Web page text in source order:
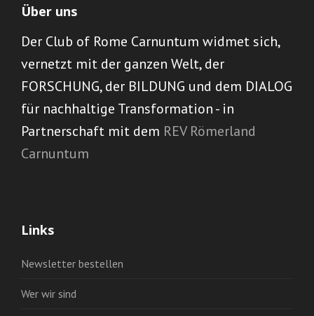
Über uns
Der Club of Rome Carnuntum widmet sich,
vernetzt mit der ganzen Welt, der
FORSCHUNG, der BILDUNG und dem DIALOG
für nachhaltige Transformation - in
Partnerschaft mit dem REV Römerland
Carnuntum
Links
Newsletter bestellen
Wer wir sind